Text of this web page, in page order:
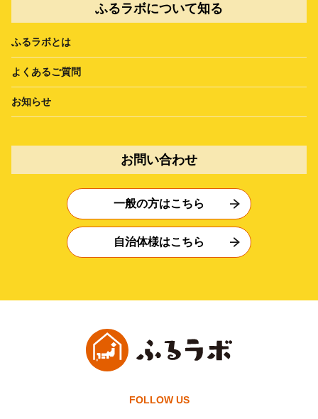
ふるラボについて知る
ふるラボとは
よくあるご質問
お知らせ
お問い合わせ
一般の方はこちら
自治体様はこちら
FOLLOW US